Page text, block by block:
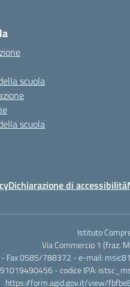
scuola
scuola
Dichiarazione di accessibilità
Istituto
Via Commercio 1 (fraz.
Fax 0585/788372 - e-mail:
- codice IPA:
https://form.agid.gov.it/view/